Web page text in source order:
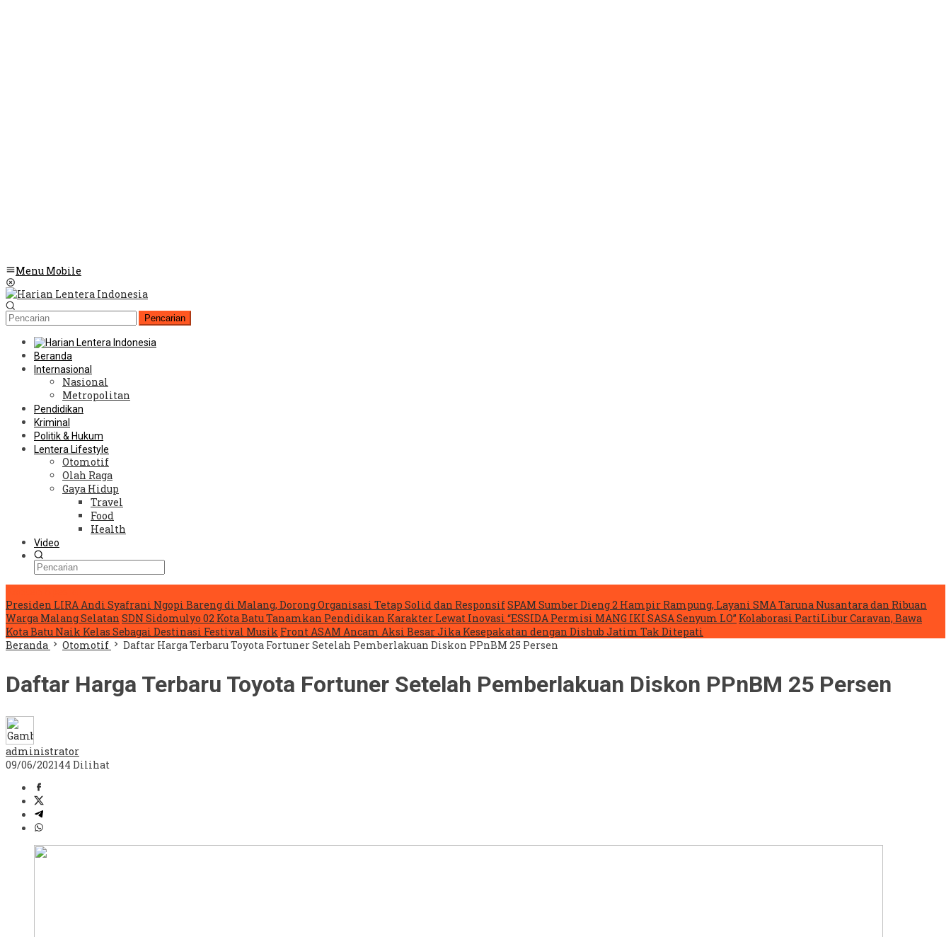
Menu Mobile
Pencarian
Beranda
Internasional
Nasional
Metropolitan
Pendidikan
Kriminal
Politik & Hukum
Lentera Lifestyle
Otomotif
Olah Raga
Gaya Hidup
Travel
Food
Health
Video
Presiden LIRA Andi Syafrani Ngopi Bareng di Malang, Dorong Organisasi Tetap Solid dan ResponsifSPAM Sumber Dieng 2 Hampir Rampung, Layani SMA Taruna Nusantara dan Ribuan
Warga Malang Selatan SDN Sidomulyo 02 Kota Batu Tanamkan Pendidikan Karakter Lewat Inovasi “ESSIDA Permisi MANG IKI SASA Senyum LO” Kolaborasi PartiLibur Caravan, Bawa
Kota Batu Naik Kelas Sebagai Destinasi Festival Musik Front ASAM Ancam Aksi Besar Jika Kesepakatan dengan Dishub Jatim Tak Ditepati
Beranda
Otomotif Daftar Harga Terbaru Toyota Fortuner Setelah Pemberlakuan Diskon PPnBM 25 Persen
Daftar Harga Terbaru Toyota Fortuner Setelah Pemberlakuan Diskon PPnBM 25 Persen
administrator
09/06/202144 Dilihat